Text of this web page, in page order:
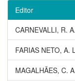
Editor
CARNEVALLI, R. A.
FARIAS NETO, A.
MAGALHÃES, C.